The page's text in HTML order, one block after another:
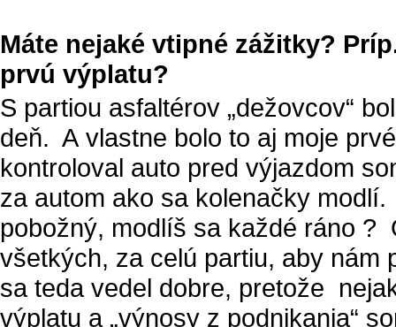
Máte nejaké vtipné zážitky?
prvú výplatu?
S partiou asfaltérov „dežovcov“
deň. A vlastne bolo to aj moje
kontroloval auto pred výjazdom
za autom ako sa kolenačky
pobožný, modlíš sa každé ráno ?
všetkých, za celú partiu, aby nám
sa teda vedel dobre, pretože
výplatu a „výnosy z podnikania“